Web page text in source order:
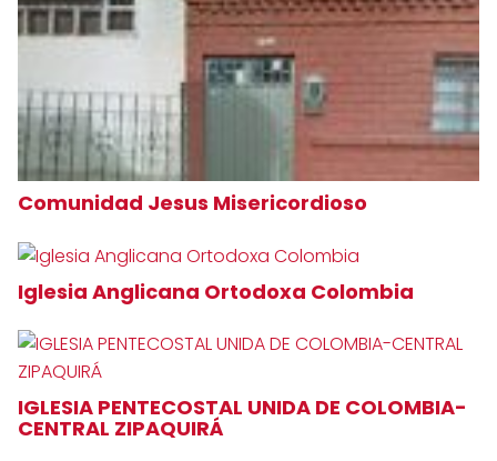
Comunidad Jesus Misericordioso
Iglesia Anglicana Ortodoxa Colombia
IGLESIA PENTECOSTAL UNIDA DE COLOMBIA-
CENTRAL ZIPAQUIRÁ